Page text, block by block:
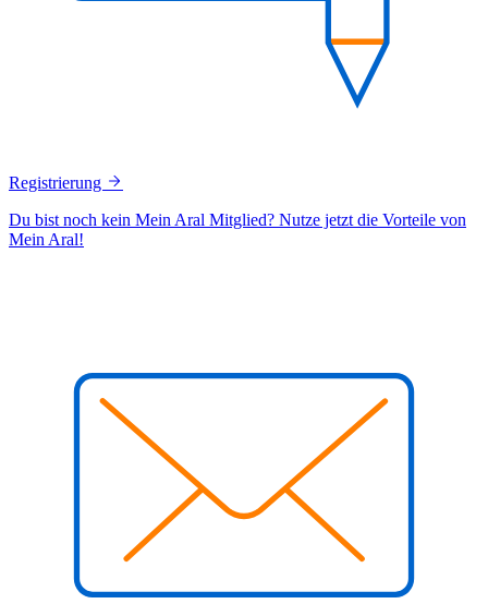
Registrierung
Du bist noch kein Mein Aral Mitglied? Nutze jetzt die Vorteile von
Mein Aral!